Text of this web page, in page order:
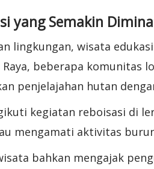
yang Semakin
lingkungan, wisata
beberapa komunitas
penjelajahan hutan
kegiatan reboisasi di
mengamati aktivitas
bahkan mengajak